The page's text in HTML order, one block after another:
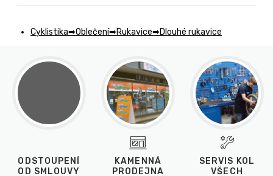
Cyklistika Oblečení Rukavice Dlouhé rukavice
ODSTOUPENÍ
OD SMLOUVY
KAMENNÁ
PRODEJNA
SERVIS KOL
VŠECH